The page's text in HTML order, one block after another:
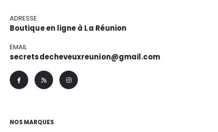
ADRESSE
Boutique en ligne à La Réunion
EMAIL
secretsdecheveuxreunion@gmail.com
NOS MARQUES